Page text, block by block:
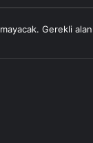
Gerekli